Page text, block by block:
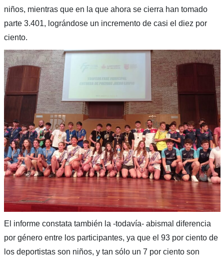
niños, mientras que en la que ahora se cierra han tomado
parte 3.401, lográndose un incremento de casi el diez por
ciento.
El informe constata también la -todavía- abismal diferencia
por género entre los participantes, ya que el 93 por ciento de
los deportistas son niños, y tan sólo un 7 por ciento son